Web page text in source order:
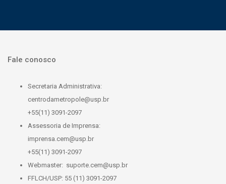
Fale conosco
Secretaria Administrativa:
centrodametropole@usp.br
+55(11) 3091-2097
Assessoria de Imprensa:
imprensa.cem@usp.br
+55(11) 3091-2097
Webmaster: suporte.cem@usp.br
FFLCH/USP: 55 (11) 3091-2097